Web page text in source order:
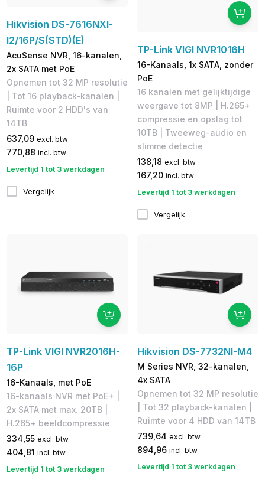
Hikvision DS-7616NXI-
I2/16P/S(STD)(E)
AcuSense NVR, 16-kanalen,
2x SATA met PoE
Opnemen tot 32 MP resolutie
| Tot 16 playback-kanalen |
Ruimte voor 2 HDD's van
14TB
637,09 excl. btw
770,88 incl. btw
Levertijd 1 tot 3 werkdagen
Vergelijk
TP-Link VIGI NVR1016H
16-Kanaals, 1x SATA, zonder
PoE
16 kanalen met gelijktijdige
weergave tot 8MP | H.265+
compressie en opslag tot
10TB | Tweeweg-audio en
slimme detectie
138,18 excl. btw
167,20 incl. btw
Levertijd 1 tot 3 werkdagen
Vergelijk
TP-Link VIGI NVR2016H-
16P
16-Kanaals, met PoE
16-kanaals NVR met PoE+ |
2x SATA met max. 20TB |
H.265+ beeldcompressie
334,55 excl. btw
404,81 incl. btw
Levertijd 1 tot 3 werkdagen
Hikvision DS-7732NI-M4
M Series NVR, 32-kanalen,
4x SATA
Opnemen tot 32 MP resolutie
| Tot 32 playback-kanalen |
Ruimte voor 4 HDD van 14TB
739,64 excl. btw
894,96 incl. btw
Levertijd 1 tot 3 werkdagen